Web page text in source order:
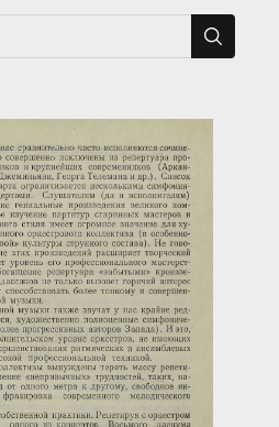
Загрузка...